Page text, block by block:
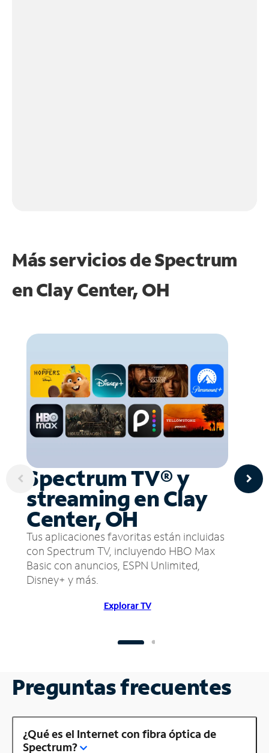
Más servicios de Spectrum
enClay Center, OH
Spectrum TV® y
streaming en Clay
Center, OH
Tus aplicaciones favoritas están incluidas
con Spectrum TV, incluyendo HBO Max
Basic con anuncios, ESPN Unlimited,
Disney+ y más.
Explorar TV
Preguntas frecuentes
¿Qué es el Internet con fibra óptica de
Spectrum?